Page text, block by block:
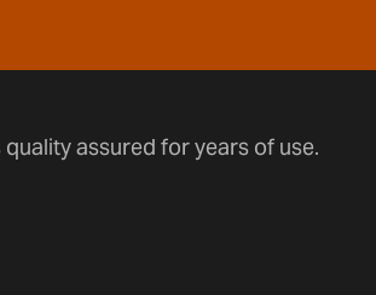
assured for years of use.